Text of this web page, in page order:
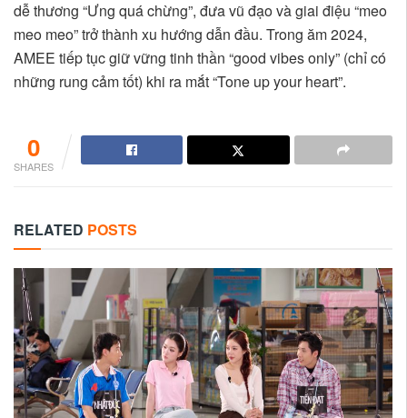
dễ thương “Ưng quá chừng”, đưa vũ đạo và giai điệu “meo
meo meo” trở thành xu hướng dẫn đầu. Trong ăm 2024,
AMEE tiếp tục giữ vững tinh thần “good vibes only” (chỉ có
những rung cảm tốt) khi ra mắt “Tone up your heart”.
0
SHARES
RELATED POSTS